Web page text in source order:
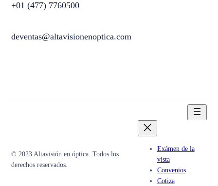
+01 (477) 7760500
deventas@altavisionenoptica.com
© 2023 Altavisión en óptica. Todos los
derechos reservados.
Exámen de la
vista
Convenios
Cotiza